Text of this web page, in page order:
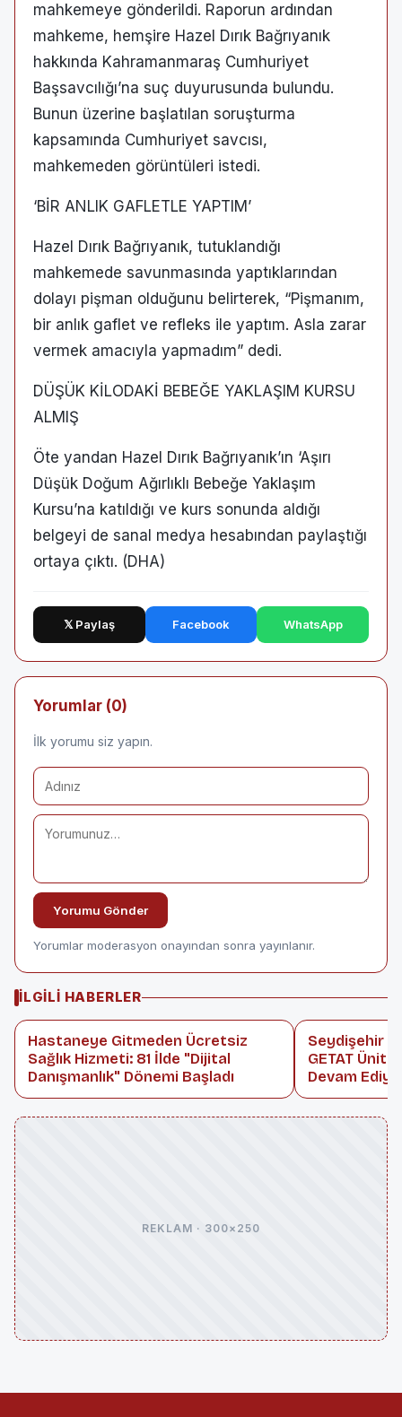
mahkemeye gönderildi. Raporun ardından
mahkeme, hemşire Hazel Dırık Bağrıyanık
hakkında Kahramanmaraş Cumhuriyet
Başsavcılığı’na suç duyurusunda bulundu.
Bunun üzerine başlatılan soruşturma
kapsamında Cumhuriyet savcısı,
mahkemeden görüntüleri istedi.
‘BİR ANLIK GAFLETLE YAPTIM’
Hazel Dırık Bağrıyanık, tutuklandığı
mahkemede savunmasında yaptıklarından
dolayı pişman olduğunu belirterek, “Pişmanım,
bir anlık gaflet ve refleks ile yaptım. Asla zarar
vermek amacıyla yapmadım” dedi.
DÜŞÜK KİLODAKİ BEBEĞE YAKLAŞIM KURSU
ALMIŞ
Öte yandan Hazel Dırık Bağrıyanık’ın ‘Aşırı
Düşük Doğum Ağırlıklı Bebeğe Yaklaşım
Kursu’na katıldığı ve kurs sonunda aldığı
belgeyi de sanal medya hesabından paylaştığı
ortaya çıktı. (DHA)
𝕏 Paylaş Facebook WhatsApp
Yorumlar (0)
İlk yorumu siz yapın.
Yorumu Gönder
Yorumlar moderasyon onayından sonra yayınlanır.
İLGILI HABERLER
Hastaneye Gitmeden Ücretsiz
Sağlık Hizmeti: 81 İlde "Dijital
Danışmanlık" Dönemi Başladı
Seydişehir
GETAT
Devam
REKLAM · 300×250